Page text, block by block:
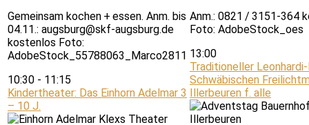
Gemeinsam kochen + essen. Anm. bis
04.11.: augsburg@skf-augsburg.de
kostenlos Foto:
AdobeStock_55788063_Marco2811
10:30 - 11:15
Kindertheater: Das Einhorn Adelmar 3
– 10 J.
Anm.: 0821 / 3151-364
Foto: AdobeStock_oes
13:00
Traditioneller
Schwäbischen
Illerbeuren f. alle